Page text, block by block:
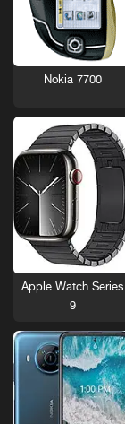
Nokia 7700
Apple Watch Series
9